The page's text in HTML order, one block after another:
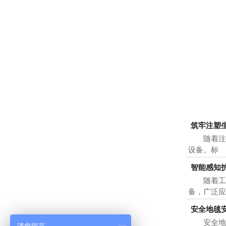
筑牢注塑
随着注塑
设备。标
智能感知
随着工业
备，广泛应
安全地毯
安全地毯